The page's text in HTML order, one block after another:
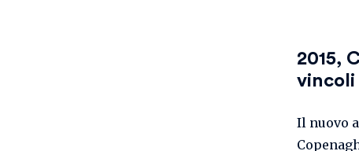
2015,
vincoli
Il nuovo